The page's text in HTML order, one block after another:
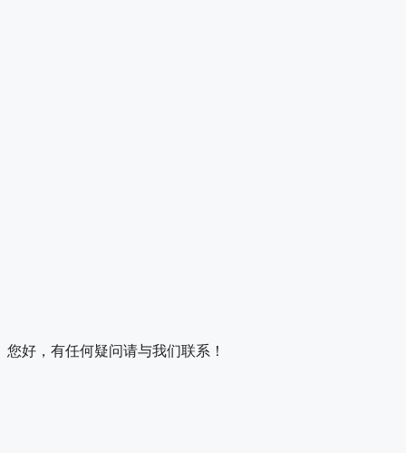
您好，有任何疑问请与我们联系！